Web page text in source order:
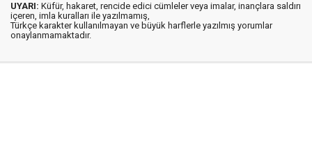
UYARI: Küfür, hakaret, rencide edici cümleler veya imalar, inançlara saldırı
içeren, imla kuralları ile yazılmamış,
Türkçe karakter kullanılmayan ve büyük harflerle yazılmış yorumlar
onaylanmamaktadır.